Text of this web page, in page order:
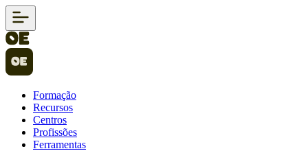
Formação
Recursos
Centros
Profissões
Ferramentas